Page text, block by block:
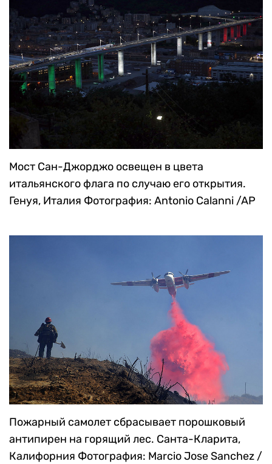
Мост Сан-Джорджо освещен в цвета
итальянского флага по случаю его открытия.
Генуя, Италия Фотография: Antonio Calanni /AP
Пожарный самолет сбрасывает порошковый
антипирен на горящий лес. Санта-Кларита,
Калифорния Фотография: Marcio Jose Sanchez /